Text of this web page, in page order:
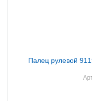
Палец рулевой